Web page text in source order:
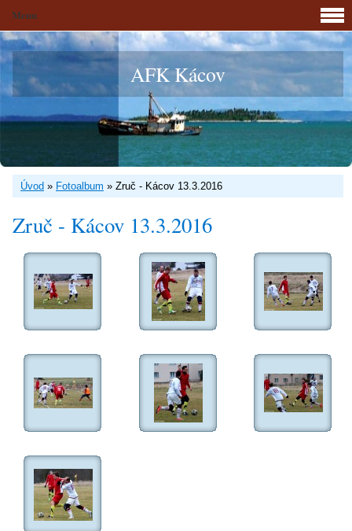
AFK Kácov
Úvod » Fotoalbum » Zruč - Kácov 13.3.2016
Zruč - Kácov 13.3.2016
Menu